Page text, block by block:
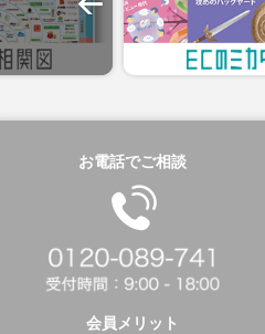
お電話でご相談
会員メリット